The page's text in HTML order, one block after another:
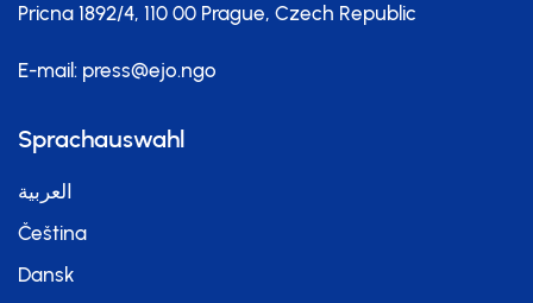
Pricna 1892/4, 110 00 Prague, Czech Republic
E-mail: press@ejo.ngo
Sprachauswahl
العربية
Čeština
Dansk